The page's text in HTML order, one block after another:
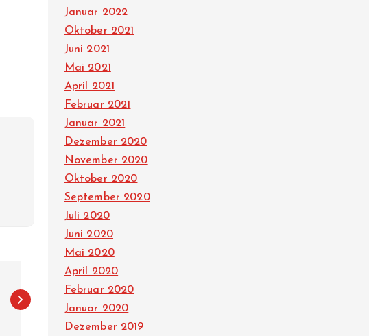
Januar 2022
Oktober 2021
Juni 2021
Mai 2021
April 2021
Februar 2021
Januar 2021
Dezember 2020
November 2020
Oktober 2020
September 2020
Juli 2020
Juni 2020
Mai 2020
April 2020
Februar 2020
Januar 2020
Dezember 2019